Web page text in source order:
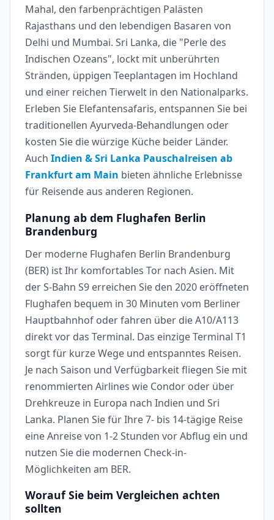
Mahal, den farbenprächtigen Palästen
Rajasthans und den lebendigen Basaren von
Delhi und Mumbai. Sri Lanka, die "Perle des
Indischen Ozeans", lockt mit unberührten
Stränden, üppigen Teeplantagen im Hochland
und einer reichen Tierwelt in den Nationalparks.
Erleben Sie Elefantensafaris, entspannen Sie bei
traditionellen Ayurveda-Behandlungen oder
kosten Sie die würzige Küche beider Länder.
Auch Indien & Sri Lanka Pauschalreisen ab
Frankfurt am Main bieten ähnliche Erlebnisse
für Reisende aus anderen Regionen.
Planung ab dem Flughafen Berlin
Brandenburg
Der moderne Flughafen Berlin Brandenburg
(BER) ist Ihr komfortables Tor nach Asien. Mit
der S-Bahn S9 erreichen Sie den 2020 eröffneten
Flughafen bequem in 30 Minuten vom Berliner
Hauptbahnhof oder fahren über die A10/A113
direkt vor das Terminal. Das einzige Terminal T1
sorgt für kurze Wege und entspanntes Reisen.
Je nach Saison und Verfügbarkeit fliegen Sie mit
renommierten Airlines wie Condor oder über
Drehkreuze in Europa nach Indien und Sri
Lanka. Planen Sie für Ihre 7- bis 14-tägige Reise
eine Anreise von 1-2 Stunden vor Abflug ein und
nutzen Sie die modernen Check-in-
Möglichkeiten am BER.
Worauf Sie beim Vergleichen achten
sollten